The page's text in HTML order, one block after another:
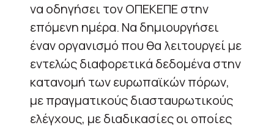
να οδηγήσει τον ΟΠΕΚΕΠΕ στην
επόμενη ημέρα. Να δημιουργήσει
έναν οργανισμό που θα λειτουργεί με
εντελώς διαφορετικά δεδομένα στην
κατανομή των ευρωπαϊκών πόρων,
με πραγματικούς διασταυρωτικούς
ελέγχους, με διαδικασίες οι οποίες